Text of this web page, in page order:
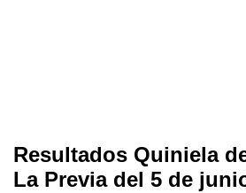
Resultados Quiniela
La Previa del 5 de